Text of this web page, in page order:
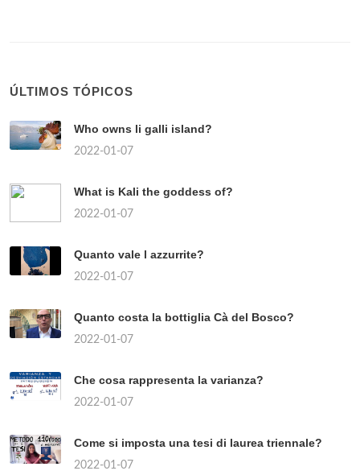
ÚLTIMOS TÓPICOS
Who owns li galli island?
2022-01-07
What is Kali the goddess of?
2022-01-07
Quanto vale l azzurrite?
2022-01-07
Quanto costa la bottiglia Cà del Bosco?
2022-01-07
Che cosa rappresenta la varianza?
2022-01-07
Come si imposta una tesi di laurea triennale?
2022-01-07